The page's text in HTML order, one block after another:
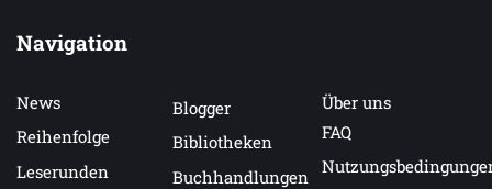
Navigation
News
Reihenfolge
Leserunden
Blogger
Bibliotheken
Buchhandlungen
Über uns
FAQ